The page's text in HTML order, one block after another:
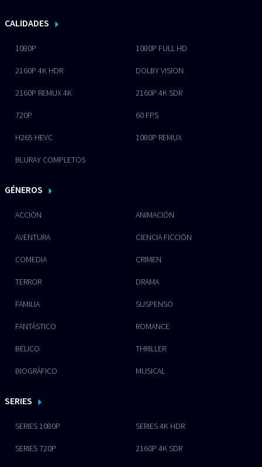
CALIDADES
1080P 1080P FULL HD
2160P 4K HDR DOLBY VISION
2160P REMUX 4K 2160P 4K SDR
720P 60 FPS
H265 HEVC 1080P REMUX
BLURAY COMPLETOS
GÉNEROS
ACCIÓN ANIMACIÓN
AVENTURA CIENCIA FICCIÓN
COMEDIA CRIMEN
TERROR DRAMA
FAMILIA SUSPENSO
FANTÁSTICO ROMANCE
BÉLICO THRILLER
BIOGRÁFICO MUSICAL
SERIES
SERIES 1080P SERIES 4K HDR
SERIES 720P 2160P 4K SDR